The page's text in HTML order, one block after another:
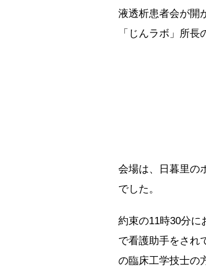
液透析患者会が開
「じんラボ」所
会場は、日暮里の
でした。
約束の11時30分に
で看護助手をされ
の臨床工学技士の